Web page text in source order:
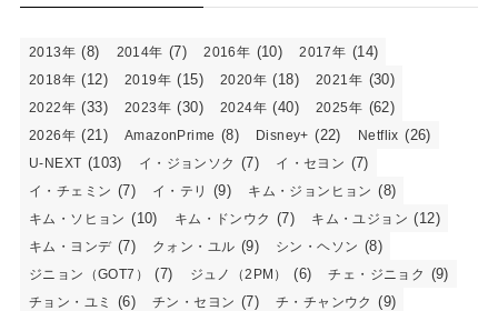
2013年 (8) 2014年 (7) 2016年 (10) 2017年 (14)
2018年 (12) 2019年 (15) 2020年 (18) 2021年 (30)
2022年 (33) 2023年 (30) 2024年 (40) 2025年 (62)
2026年 (21) AmazonPrime (8) Disney+ (22) Netflix (26)
U-NEXT (103) イ・ジョンソク (7) イ・セヨン (7)
イ・チェミン (7) イ・テリ (9) キム・ジョンヒョン (8)
キム・ソヒョン (10) キム・ドンウク (7) キム・ユジョン (12)
キム・ヨンデ (7) クォン・ユル (9) シン・ヘソン (8)
ジニョン（GOT7） (7) ジュノ（2PM） (6) チェ・ジニョク (9)
チョン・ユミ (6) チン・セヨン (7) チ・チャンウク (9)